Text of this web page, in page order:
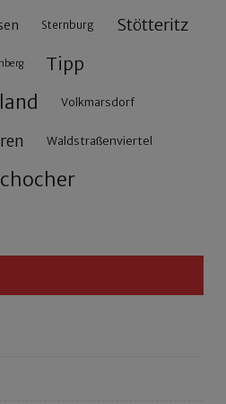
Sternburg Stötteritz
Tipp
Volkmarsdorf
Waldstraßenviertel